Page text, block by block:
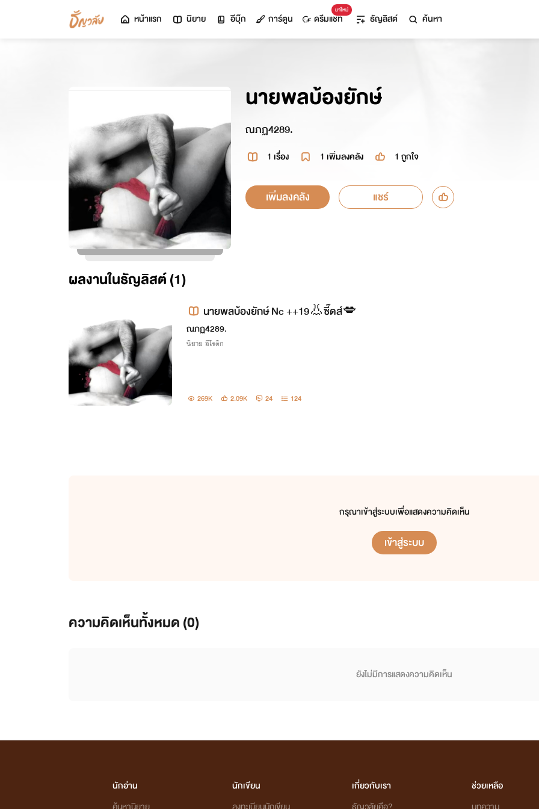
หน้าแรก นิยาย อีบุ๊ก การ์ตูน
มาใหม่
ดรีมแชท ธัญลิสต์ ค้นหา
นายพลบ้องยักษ์
ณภฏ4289.
1 เรื่อง 1 เพิ่มลงคลัง 1 ถูกใจ
เพิ่มลงคลัง แชร์
ผลงานในธัญลิสต์ (1)
นายพลบ้องยักษ์ Nc ++19👃ซี๊ดส์💋
ณภฏ4289.
นิยาย อีโรติก
269K 2.09K 24 124
กรุณาเข้าสู่ระบบเพื่อแสดงความคิดเห็น
เข้าสู่ระบบ
ความคิดเห็นทั้งหมด (0)
ยังไม่มีการแสดงความคิดเห็น
นักอ่าน
นักเขียน
เกี่ยวกับเรา
ช่วยเหลือ